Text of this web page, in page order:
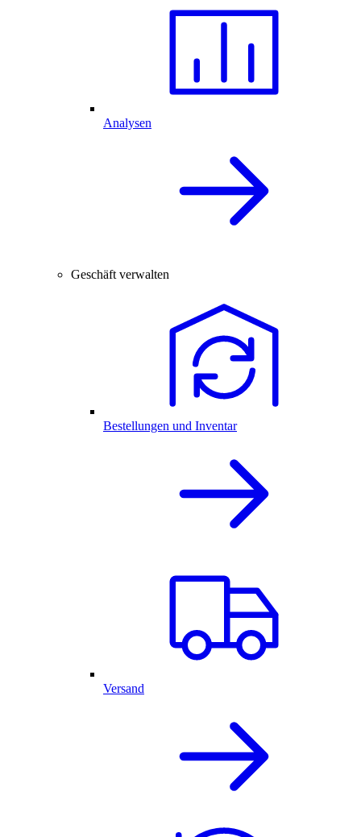
Analysen
Geschäft verwalten
Bestellungen und Inventar
Versand